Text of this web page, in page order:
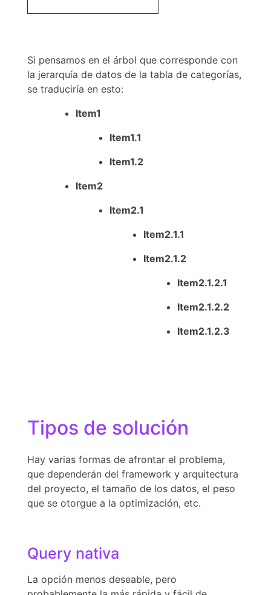
Si pensamos en el árbol que corresponde con
la jerarquía de datos de la tabla de categorías,
se traduciría en esto:
Item1
Item1.1
Item1.2
Item2
Item2.1
Item2.1.1
Item2.1.2
Item2.1.2.1
Item2.1.2.2
Item2.1.2.3
Tipos de solución
Hay varias formas de afrontar el problema,
que dependerán del framework y arquitectura
del proyecto, el tamaño de los datos, el peso
que se otorgue a la optimización, etc.
Query nativa
La opción menos deseable, pero